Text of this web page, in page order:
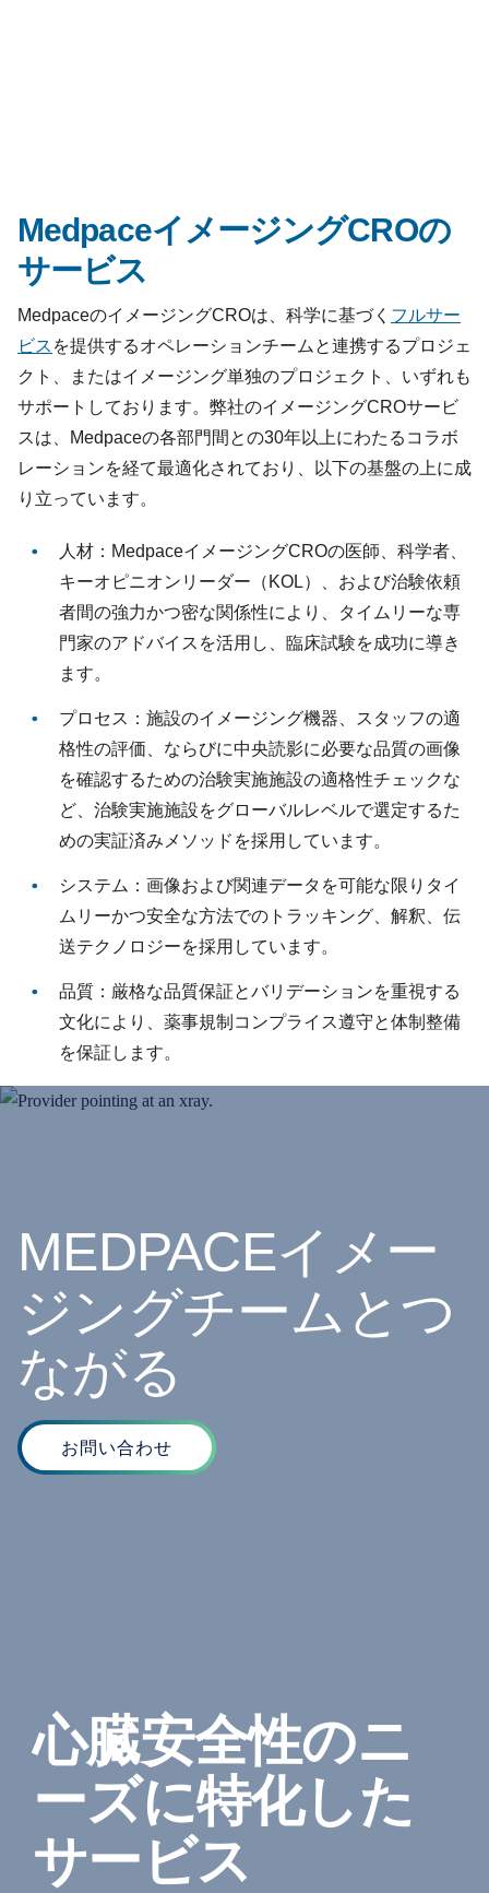
MedpaceイメージングCROの
サービス
MedpaceのイメージングCROは、科学に基づく フルサー
ビス を提供するオペレーションチームと連携するプロジェ
クト、またはイメージング単独のプロジェクト、いずれも
サポートしております。弊社のイメージングCROサービ
スは、Medpaceの各部門間との30年以上にわたるコラボ
レーションを経て最適化されており、以下の基盤の上に成
り立っています。
人材：MedpaceイメージングCROの医師、科学者、
キーオピニオンリーダー（KOL）、および治験依頼
者間の強力かつ密な関係性により、タイムリーな専
門家のアドバイスを活用し、臨床試験を成功に導き
ます。
プロセス：施設のイメージング機器、スタッフの適
格性の評価、ならびに中央読影に必要な品質の画像
を確認するための治験実施施設の適格性チェックな
ど、治験実施施設をグローバルレベルで選定するた
めの実証済みメソッドを採用しています。
システム：画像および関連データを可能な限りタイ
ムリーかつ安全な方法でのトラッキング、解釈、伝
送テクノロジーを採用しています。
品質：厳格な品質保証とバリデーションを重視する
文化により、薬事規制コンプライス遵守と体制整備
を保証します。
MEDPACEイメー
ジングチームとつ
ながる
お問い合わせ
心臓安全性のニ
ーズに特化した
サービス